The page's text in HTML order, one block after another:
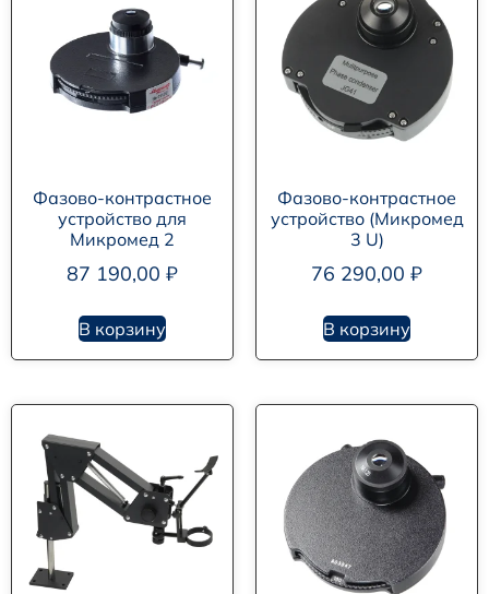
Фазово-контрастное
устройство для
Микромед 2
87 190,00 ₽
В корзину
Фазово-контрастное
устройство (Микромед
3 U)
76 290,00 ₽
В корзину